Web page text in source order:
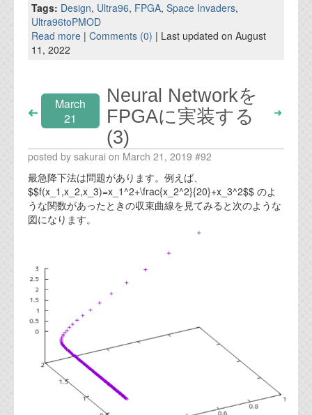
Tags: Design, Ultra96, FPGA, Space Invaders,
Ultra96toPMOD
Read more | Comments (0) | Last updated on August
11, 2022
March
21
Neural Networkを
FPGAに実装する
(3)
posted by sakurai on March 21, 2019 #92
最急降下法は問題があります。例えば、
$$f(x_1,x_2,x_3)=x_1^2+\frac{x_2^2}{20}+x_3^2$$ のよ
うな関数があったときの収束曲線を見てみると次のような
図になります。